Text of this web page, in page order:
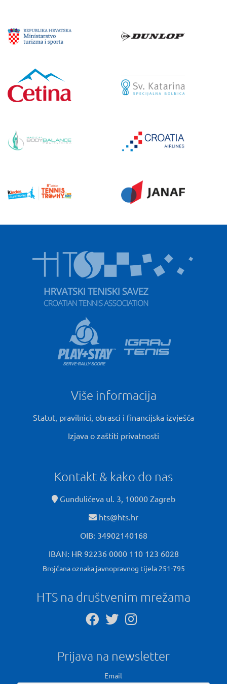
Više informacija
Statut, pravilnici, obrasci i financijska izvješća
Izjava o zaštiti privatnosti
Kontakt & kako do nas
Gundulićeva ul. 3, 10000 Zagreb
hts@hts.hr
OIB: 34902140168
IBAN: HR 92236 0000 110 123 6028
Brojčana oznaka javnopravnog tijela 251-795
HTS na društvenim mrežama
Prijava na newsletter
Email